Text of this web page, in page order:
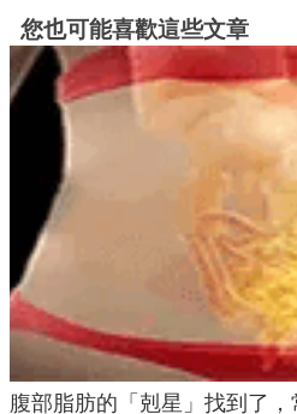
您也可能喜歡這些文章
腹部脂肪的「剋星」找到了